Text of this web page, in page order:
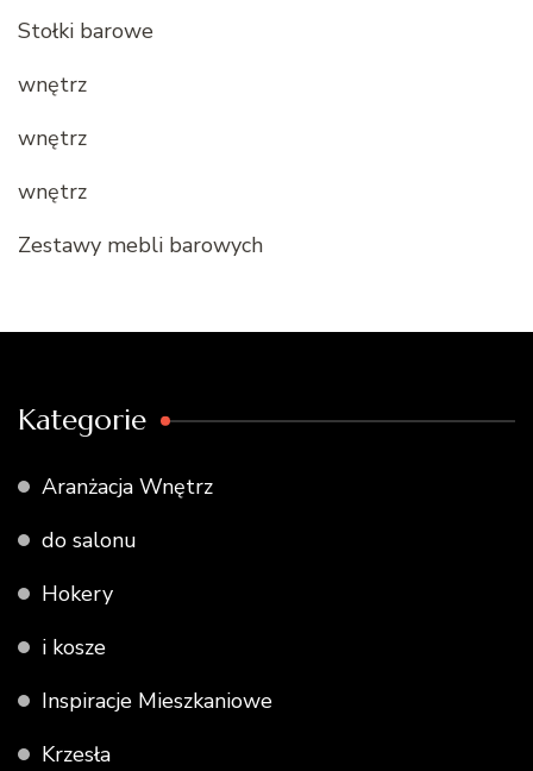
Stołki barowe
wnętrz
wnętrz
wnętrz
Zestawy mebli barowych
Kategorie
Aranżacja Wnętrz
do salonu
Hokery
i kosze
Inspiracje Mieszkaniowe
Krzesła